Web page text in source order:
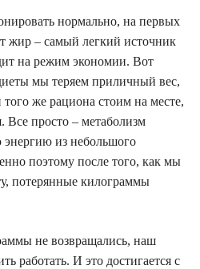
нормально, на первых
жир – самый легкий источник
на режим экономии. Вот
мы теряем приличный вес,
же рациона стоим на месте,
Все просто – метаболизм
из небольшого
поэтому после того, как мы
потерянные килограммы
не возвращались, наш
работать. И это достигается с